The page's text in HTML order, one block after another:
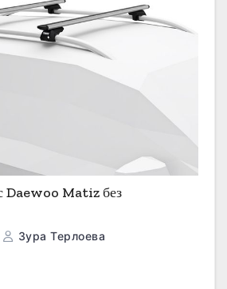
Daewoo Matiz без
Зура Терлоева